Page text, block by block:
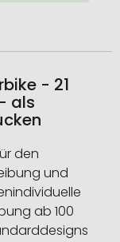
- 21
als
den
und
ab 100